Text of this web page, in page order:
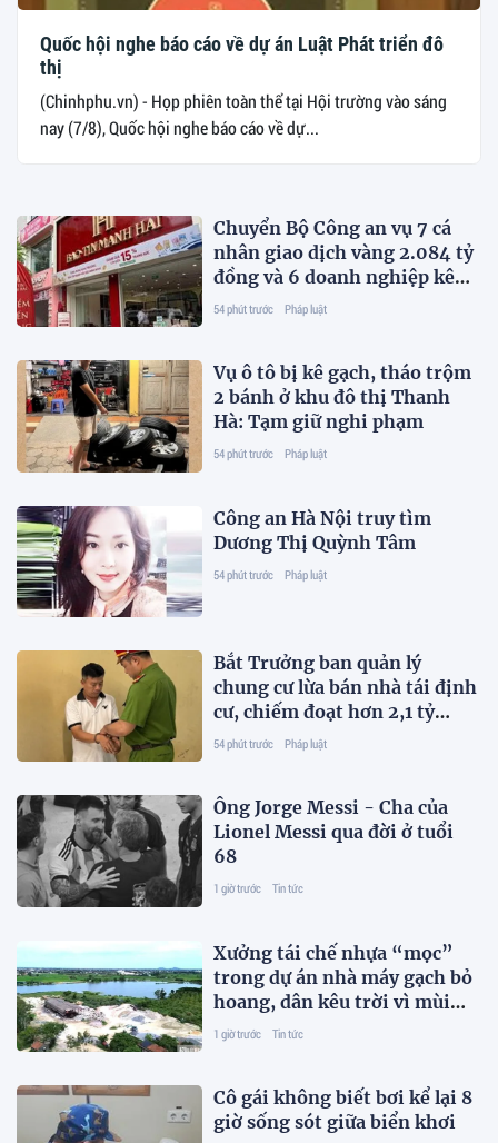
Quốc hội nghe báo cáo về dự án Luật Phát triển đô
thị
(Chinhphu.vn) - Họp phiên toàn thể tại Hội trường vào sáng
nay (7/8), Quốc hội nghe báo cáo về dự...
Chuyển Bộ Công an vụ 7 cá
nhân giao dịch vàng 2.084 tỷ
đồng và 6 doanh nghiệp kê
khai sai thuế
54 phút trước Pháp luật
Vụ ô tô bị kê gạch, tháo trộm
2 bánh ở khu đô thị Thanh
Hà: Tạm giữ nghi phạm
54 phút trước Pháp luật
Công an Hà Nội truy tìm
Dương Thị Quỳnh Tâm
54 phút trước Pháp luật
Bắt Trưởng ban quản lý
chung cư lừa bán nhà tái định
cư, chiếm đoạt hơn 2,1 tỷ
đồng
54 phút trước Pháp luật
Ông Jorge Messi - Cha của
Lionel Messi qua đời ở tuổi
68
1 giờ trước Tin tức
Xưởng tái chế nhựa “mọc”
trong dự án nhà máy gạch bỏ
hoang, dân kêu trời vì mùi
hôi
1 giờ trước Tin tức
Cô gái không biết bơi kể lại 8
giờ sống sót giữa biển khơi